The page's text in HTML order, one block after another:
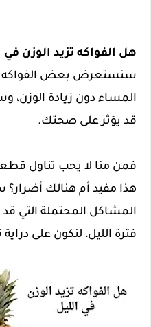
هل الفواكه تزيد الوزن في
سنستعرض بعض الفواكه
المساء دون زيادة الوزن،
قد يؤثر على صحتك.
فمن منا لا يحب تناول
هذا مفيد أم هنالك
المشاكل المحتملة التي قد
فترة الليل، لنكون على